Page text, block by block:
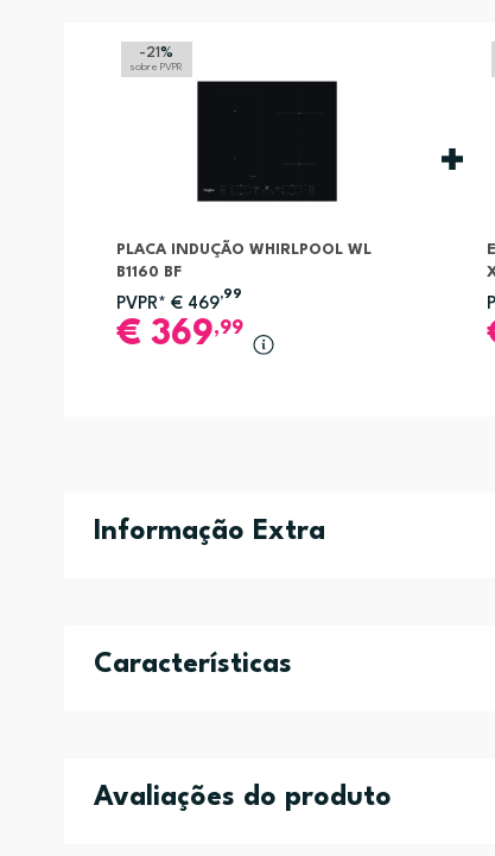
-21%
sobre PVPR
PLACA INDUÇÃO WHIRLPOOL WL
B1160 BF
PVPR* € 469
,99
€ 369,99
Informação Extra
Características
Avaliações do produto